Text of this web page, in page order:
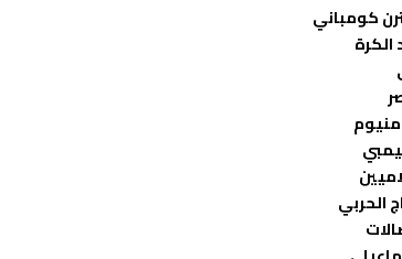
كومباني
الكرة
الحربي